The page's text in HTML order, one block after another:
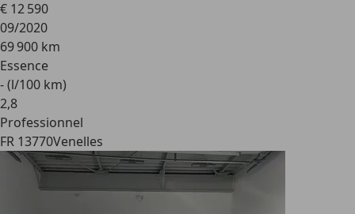
€ 12 590
09/2020
69 900 km
Essence
- (l/100 km)
2,8
Professionnel
FR 13770Venelles